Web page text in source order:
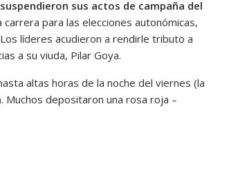
sus actos de campaña del
carrera para las elecciones autonómicas,
líderes acudieron a rendirle tributo a
a su viuda, Pilar Goya.
altas horas de la noche del viernes (la
Muchos depositaron una rosa roja –